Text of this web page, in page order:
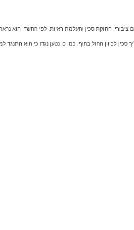
ציבורי, החזקת סכין והעלמת ראיות. לפי החשד, הוא
לכיוון החול בחוף. כמו כן נטען נגדו כי הוא התנגד